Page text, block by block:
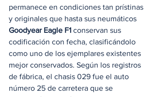
permanece en condiciones tan prístinas
y originales que hasta sus neumáticos
Goodyear Eagle F1 conservan sus
codificación con fecha, clasificándolo
como uno de los ejemplares existentes
mejor conservados. Según los registros
de fábrica, el chasis 029 fue el auto
número 25 de carretera que se